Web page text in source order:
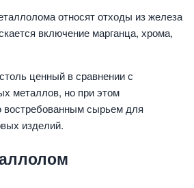
относят отходы из железа
включение марганца, хрома,
ценный в сравнении с
металлов, но при этом
востребованным сырьем для
изделий.